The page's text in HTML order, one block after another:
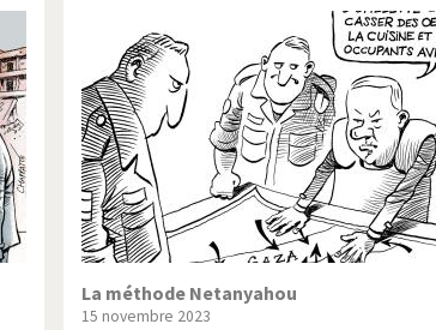
La méthode Netanyahou
15 novembre 2023